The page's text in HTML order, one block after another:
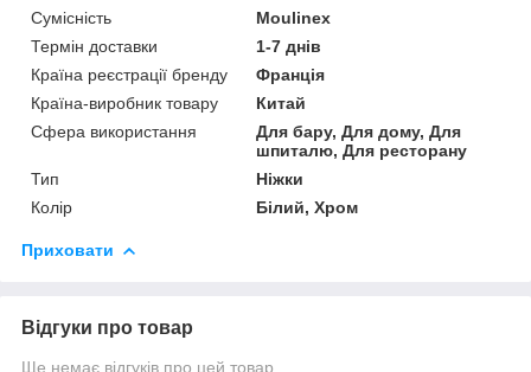
Сумісність
Moulinex
Термін доставки
1-7 днів
Країна реєстрації бренду
Франція
Країна-виробник товару
Китай
Сфера використання
Для бару, Для дому, Для
шпиталю, Для ресторану
Тип
Ніжки
Колір
Білий, Хром
Приховати
Відгуки про товар
Ще немає відгуків про цей товар